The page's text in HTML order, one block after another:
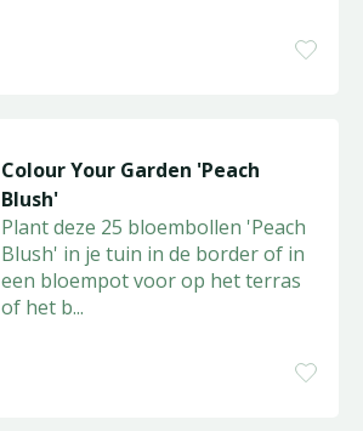
Colour Your Garden 'Peach
Blush'
Plant deze 25 bloembollen 'Peach
Blush' in je tuin in de border of in
een bloempot voor op het terras
of het b...